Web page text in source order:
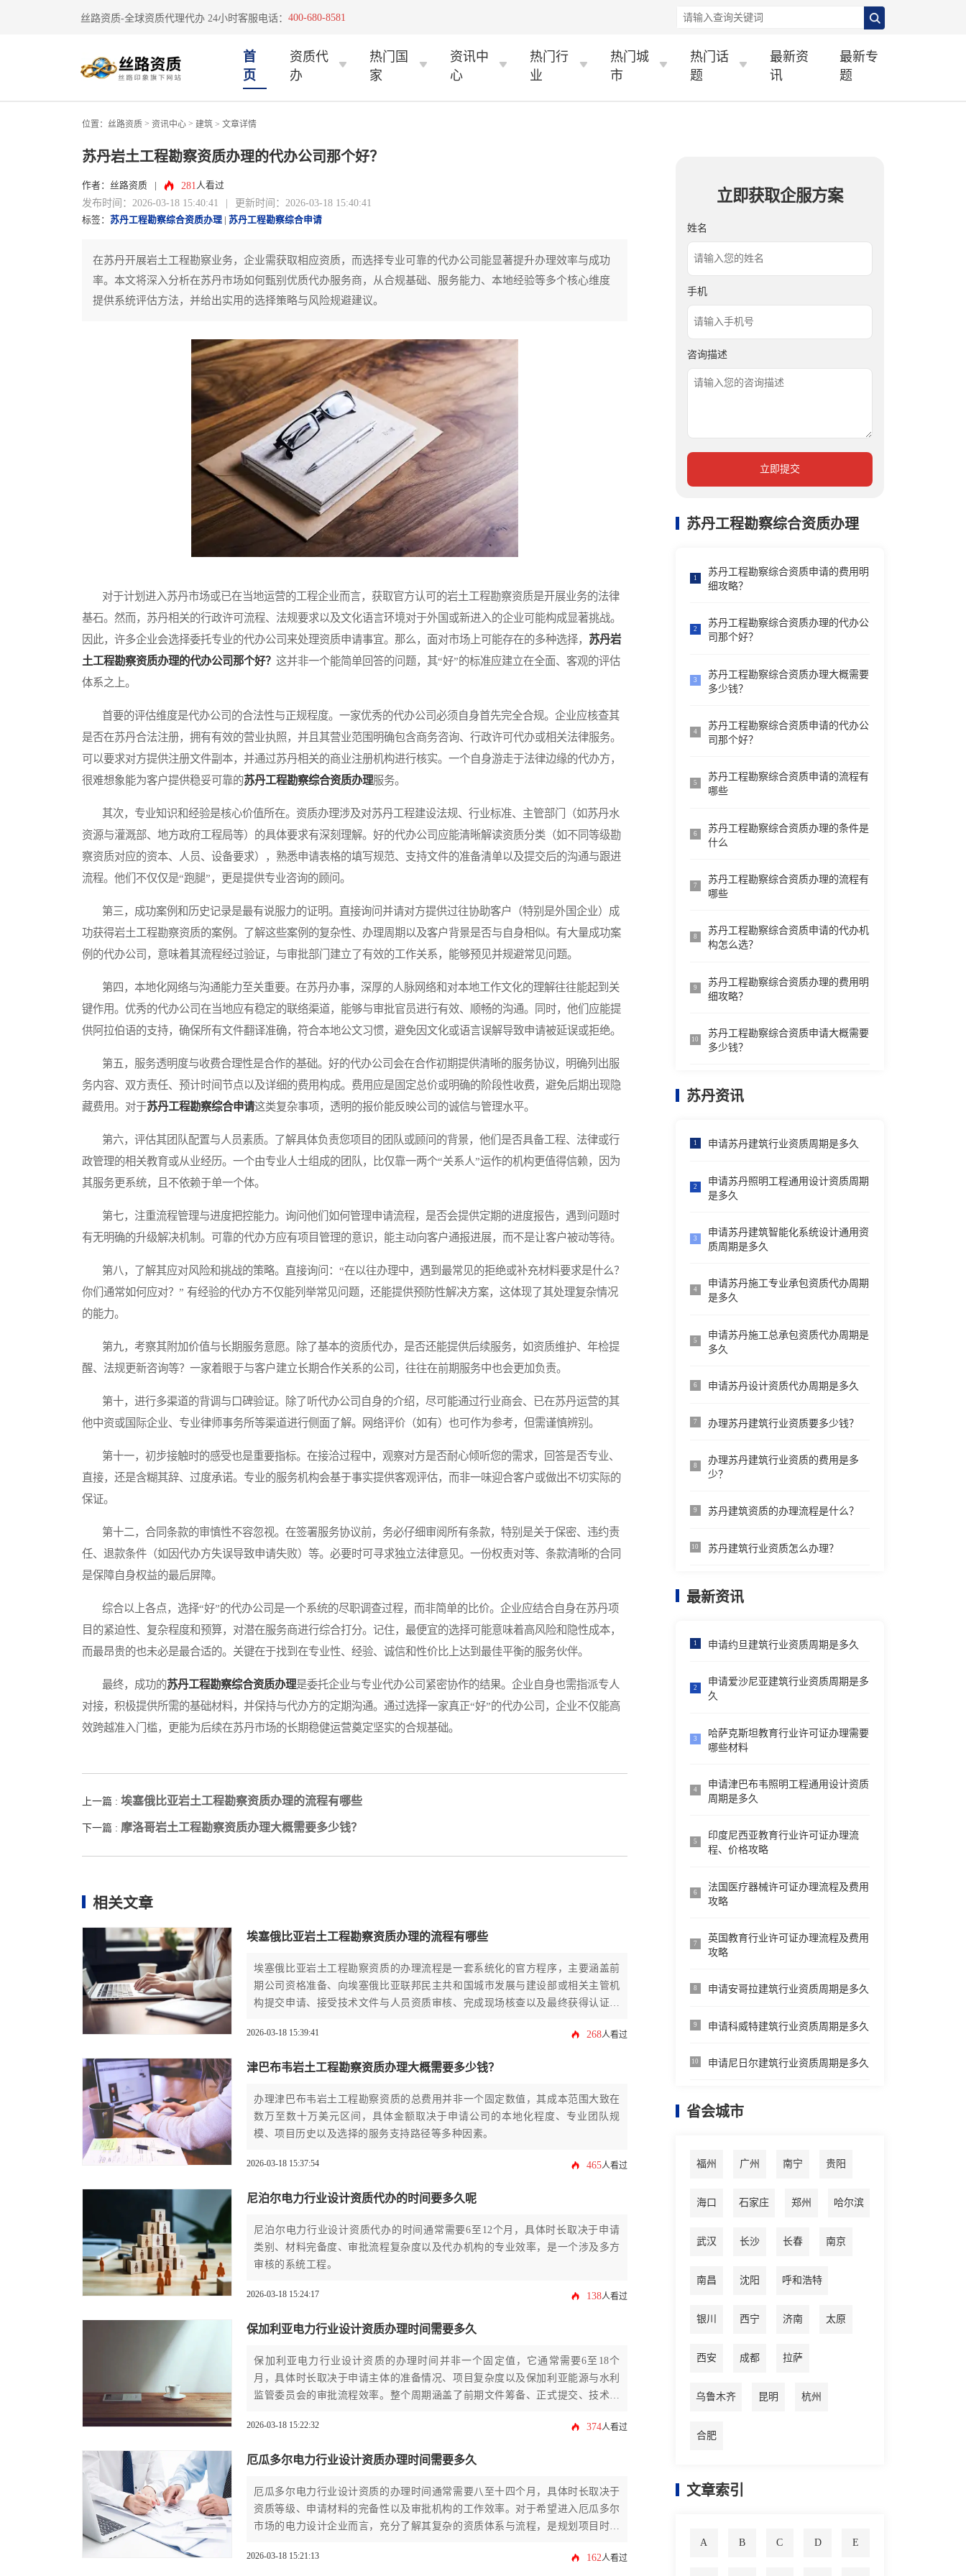
丝路资质-全球资质代理代办 24小时客服电话： 400-680-8581
首
页
资质代
办
热门国
家
资讯中
心
热门行
业
热门城
市
热门话
题
最新资
讯
最新专
题
位置： 丝路资质 > 资讯中心 > 建筑 > 文章详情
苏丹岩土工程勘察资质办理的代办公司那个好？
作者：丝路资质 281 人看过
发布时间：2026-03-18 15:40:41 | 更新时间：2026-03-18 15:40:41
标签： 苏丹工程勘察综合资质办理 苏丹工程勘察综合申请
在苏丹开展岩土工程勘察业务，企业需获取相应资质，而选择专业可靠的代办公司能显著提升办理效率与成功
率。本文将深入分析在苏丹市场如何甄别优质代办服务商，从合规基础、服务能力、本地经验等多个核心维度
提供系统评估方法，并给出实用的选择策略与风险规避建议。
对于计划进入苏丹市场或已在当地运营的工程企业而言，获取官方认可的岩土工程勘察资质是开展业务的法律
基石。然而，苏丹相关的行政许可流程、法规要求以及文化语言环境对于外国或新进入的企业可能构成显著挑战。
因此，许多企业会选择委托专业的代办公司来处理资质申请事宜。那么，面对市场上可能存在的多种选择， 苏丹岩
土工程勘察资质办理的代办公司那个好？ 这并非一个能简单回答的问题，其“好”的标准应建立在全面、客观的评估
体系之上。
首要的评估维度是代办公司的合法性与正规程度。一家优秀的代办公司必须自身首先完全合规。企业应核查其
是否在苏丹合法注册，拥有有效的营业执照，并且其营业范围明确包含商务咨询、行政许可代办或相关法律服务。
可以要求对方提供注册文件副本，并通过苏丹相关的商业注册机构进行核实。一个自身游走于法律边缘的代办方，
很难想象能为客户提供稳妥可靠的苏丹工程勘察综合资质办理服务。
其次，专业知识和经验是核心价值所在。资质办理涉及对苏丹工程建设法规、行业标准、主管部门（如苏丹水
资源与灌溉部、地方政府工程局等）的具体要求有深刻理解。好的代办公司应能清晰解读资质分类（如不同等级勘
察资质对应的资本、人员、设备要求），熟悉申请表格的填写规范、支持文件的准备清单以及提交后的沟通与跟进
流程。他们不仅仅是“跑腿”，更是提供专业咨询的顾问。
第三，成功案例和历史记录是最有说服力的证明。直接询问并请对方提供过往协助客户（特别是外国企业）成
功获得岩土工程勘察资质的案例。了解这些案例的复杂性、办理周期以及客户背景是否与自身相似。有大量成功案
例的代办公司，意味着其流程经过验证，与审批部门建立了有效的工作关系，能够预见并规避常见问题。
第四，本地化网络与沟通能力至关重要。在苏丹办事，深厚的人脉网络和对本地工作文化的理解往往能起到关
键作用。优秀的代办公司在当地应有稳定的联络渠道，能够与审批官员进行有效、顺畅的沟通。同时，他们应能提
供阿拉伯语的支持，确保所有文件翻译准确，符合本地公文习惯，避免因文化或语言误解导致申请被延误或拒绝。
第五，服务透明度与收费合理性是合作的基础。好的代办公司会在合作初期提供清晰的服务协议，明确列出服
务内容、双方责任、预计时间节点以及详细的费用构成。费用应是固定总价或明确的阶段性收费，避免后期出现隐
藏费用。对于苏丹工程勘察综合申请这类复杂事项，透明的报价能反映公司的诚信与管理水平。
第六，评估其团队配置与人员素质。了解具体负责您项目的团队或顾问的背景，他们是否具备工程、法律或行
政管理的相关教育或从业经历。一个由专业人士组成的团队，比仅靠一两个“关系人”运作的机构更值得信赖，因为
其服务更系统，且不依赖于单一个体。
第七，注重流程管理与进度把控能力。询问他们如何管理申请流程，是否会提供定期的进度报告，遇到问题时
有无明确的升级解决机制。可靠的代办方应有项目管理的意识，能主动向客户通报进展，而不是让客户被动等待。
第八，了解其应对风险和挑战的策略。直接询问：“在以往办理中，遇到最常见的拒绝或补充材料要求是什么？
你们通常如何应对？” 有经验的代办方不仅能列举常见问题，还能提供预防性解决方案，这体现了其处理复杂情况
的能力。
第九，考察其附加价值与长期服务意愿。除了基本的资质代办，是否还能提供后续服务，如资质维护、年检提
醒、法规更新咨询等？一家着眼于与客户建立长期合作关系的公司，往往在前期服务中也会更加负责。
第十，进行多渠道的背调与口碑验证。除了听代办公司自身的介绍，尽可能通过行业商会、已在苏丹运营的其
他中资或国际企业、专业律师事务所等渠道进行侧面了解。网络评价（如有）也可作为参考，但需谨慎辨别。
第十一，初步接触时的感受也是重要指标。在接洽过程中，观察对方是否耐心倾听您的需求，回答是否专业、
直接，还是含糊其辞、过度承诺。专业的服务机构会基于事实提供客观评估，而非一味迎合客户或做出不切实际的
保证。
第十二，合同条款的审慎性不容忽视。在签署服务协议前，务必仔细审阅所有条款，特别是关于保密、违约责
任、退款条件（如因代办方失误导致申请失败）等。必要时可寻求独立法律意见。一份权责对等、条款清晰的合同
是保障自身权益的最后屏障。
综合以上各点，选择“好”的代办公司是一个系统的尽职调查过程，而非简单的比价。企业应结合自身在苏丹项
目的紧迫性、复杂程度和预算，对潜在服务商进行综合打分。记住，最便宜的选择可能意味着高风险和隐性成本，
而最昂贵的也未必是最合适的。关键在于找到在专业性、经验、诚信和性价比上达到最佳平衡的服务伙伴。
最终，成功的苏丹工程勘察综合资质办理是委托企业与专业代办公司紧密协作的结果。企业自身也需指派专人
对接，积极提供所需的基础材料，并保持与代办方的定期沟通。通过选择一家真正“好”的代办公司，企业不仅能高
效跨越准入门槛，更能为后续在苏丹市场的长期稳健运营奠定坚实的合规基础。
上一篇 : 埃塞俄比亚岩土工程勘察资质办理的流程有哪些
下一篇 : 摩洛哥岩土工程勘察资质办理大概需要多少钱？
相关文章
埃塞俄比亚岩土工程勘察资质办理的流程有哪些
埃塞俄比亚岩土工程勘察资质的办理流程是一套系统化的官方程序，主要涵盖前
期公司资格准备、向埃塞俄比亚联邦民主共和国城市发展与建设部或相关主管机
构提交申请、接受技术文件与人员资质审核、完成现场核查以及最终获得认证许
并遵循这一流程是合法合规运营的首要前提。
2026-03-18 15:39:41 268人看过
津巴布韦岩土工程勘察资质办理大概需要多少钱？
办理津巴布韦岩土工程勘察资质的总费用并非一个固定数值，其成本范围大致在
数万至数十万美元区间，具体金额取决于申请公司的本地化程度、专业团队规
模、项目历史以及选择的服务支持路径等多种因素。
2026-03-18 15:37:54 465人看过
尼泊尔电力行业设计资质代办的时间要多久呢
尼泊尔电力行业设计资质代办的时间通常需要6至12个月，具体时长取决于申请
类别、材料完备度、审批流程复杂度以及代办机构的专业效率，是一个涉及多方
审核的系统工程。
2026-03-18 15:24:17 138人看过
保加利亚电力行业设计资质办理时间需要多久
保加利亚电力行业设计资质的办理时间并非一个固定值，它通常需要6至18个
月，具体时长取决于申请主体的准备情况、项目复杂度以及保加利亚能源与水利
监管委员会的审批流程效率。整个周期涵盖了前期文件筹备、正式提交、技术评
2026-03-18 15:22:32 374人看过
厄瓜多尔电力行业设计资质办理时间需要多久
厄瓜多尔电力行业设计资质的办理时间通常需要八至十四个月，具体时长取决于
资质等级、申请材料的完备性以及审批机构的工作效率。对于希望进入厄瓜多尔
市场的电力设计企业而言，充分了解其复杂的资质体系与流程，是规划项目时间
2026-03-18 15:21:13 162人看过
立即获取企服方案
姓名
手机
咨询描述
立即提交
苏丹工程勘察综合资质办理
1
苏丹工程勘察综合资质申请的费用明
细攻略？
2
苏丹工程勘察综合资质办理的代办公
司那个好？
3
苏丹工程勘察综合资质办理大概需要
多少钱？
4
苏丹工程勘察综合资质申请的代办公
司那个好？
5
苏丹工程勘察综合资质申请的流程有
哪些
6
苏丹工程勘察综合资质办理的条件是
什么
7
苏丹工程勘察综合资质办理的流程有
哪些
8
苏丹工程勘察综合资质申请的代办机
构怎么选？
9
苏丹工程勘察综合资质办理的费用明
细攻略？
10
苏丹工程勘察综合资质申请大概需要
多少钱？
苏丹资讯
1 申请苏丹建筑行业资质周期是多久
2
申请苏丹照明工程通用设计资质周期
是多久
3
申请苏丹建筑智能化系统设计通用资
质周期是多久
4
申请苏丹施工专业承包资质代办周期
是多久
5
申请苏丹施工总承包资质代办周期是
多久
6 申请苏丹设计资质代办周期是多久
7 办理苏丹建筑行业资质要多少钱？
8
办理苏丹建筑行业资质的费用是多
少？
9 苏丹建筑资质的办理流程是什么？
10 苏丹建筑行业资质怎么办理？
最新资讯
1 申请约旦建筑行业资质周期是多久
2
申请爱沙尼亚建筑行业资质周期是多
久
3
哈萨克斯坦教育行业许可证办理需要
哪些材料
4
申请津巴布韦照明工程通用设计资质
周期是多久
5
印度尼西亚教育行业许可证办理流
程、价格攻略
6
法国医疗器械许可证办理流程及费用
攻略
7
英国教育行业许可证办理流程及费用
攻略
8 申请安哥拉建筑行业资质周期是多久
9 申请科威特建筑行业资质周期是多久
10 申请尼日尔建筑行业资质周期是多久
省会城市
福州 广州 南宁 贵阳
海口 石家庄 郑州 哈尔滨
武汉 长沙 长春 南京
南昌 沈阳 呼和浩特
银川 西宁 济南 太原
西安 成都 拉萨
乌鲁木齐 昆明 杭州
合肥
文章索引
A B C D E